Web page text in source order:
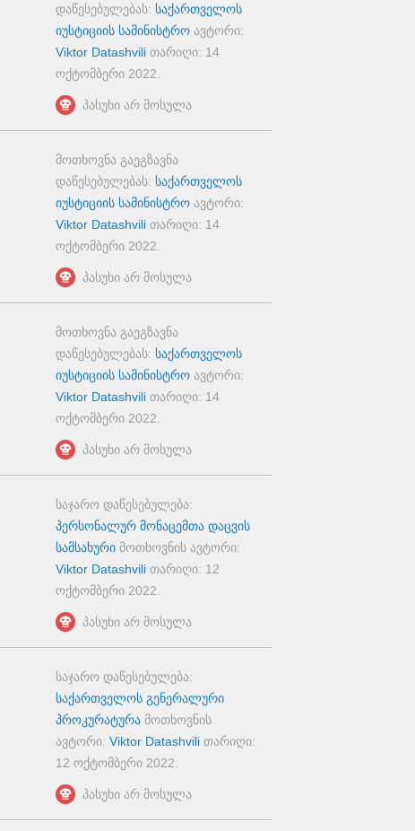
დაწესებულებას: საქართველოს
იუსტიციის სამინისტრო ავტორი:
Viktor Datashvili თარიღი: 14
ოქტომბერი 2022
პასუხი არ მოსულა
მოთხოვნა გაეგზავნა
დაწესებულებას: საქართველოს
იუსტიციის სამინისტრო ავტორი:
Viktor Datashvili თარიღი: 14
ოქტომბერი 2022
პასუხი არ მოსულა
მოთხოვნა გაეგზავნა
დაწესებულებას: საქართველოს
იუსტიციის სამინისტრო ავტორი:
Viktor Datashvili თარიღი: 14
ოქტომბერი 2022
პასუხი არ მოსულა
საჯარო დაწესებულება:
პერსონალურ მონაცემთა დაცვის
სამსახური მოთხოვნის ავტორი:
Viktor Datashvili თარიღი: 12
ოქტომბერი 2022
პასუხი არ მოსულა
საჯარო დაწესებულება:
საქართველოს გენერალური
პროკურატურა მოთხოვნის
ავტორი: Viktor Datashvili თარიღი:
12 ოქტომბერი 2022
პასუხი არ მოსულა